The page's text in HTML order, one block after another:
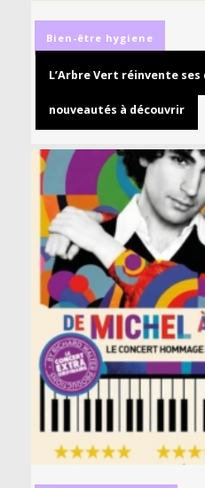
Bien-être hygiene
L’Arbre Vert réinvente
nouveautés à découvrir